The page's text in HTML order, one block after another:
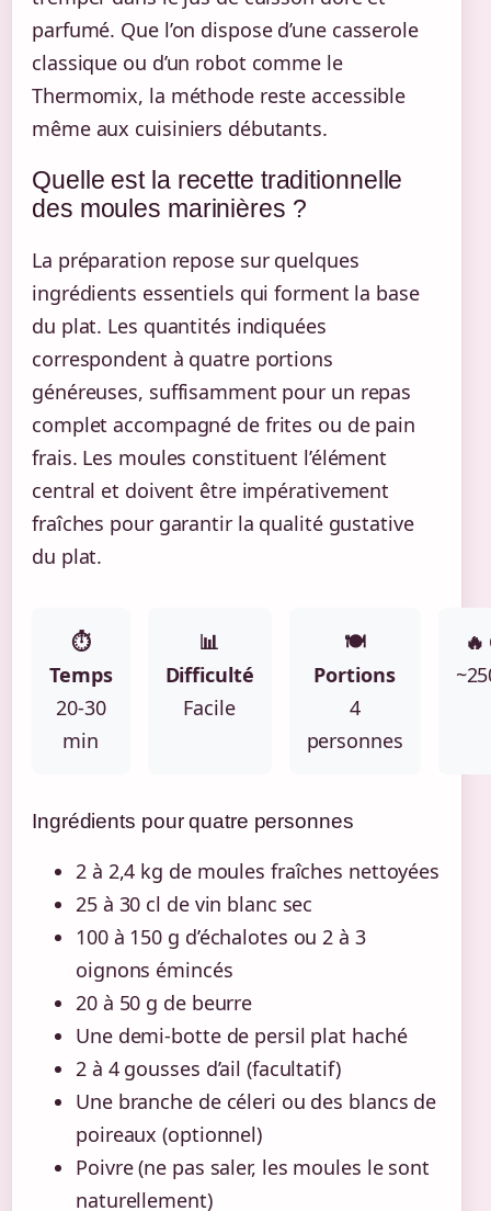
parfumé. Que l’on dispose d’une casserole
classique ou d’un robot comme le
Thermomix, la méthode reste accessible
même aux cuisiniers débutants.
Quelle est la recette traditionnelle
des moules marinières ?
La préparation repose sur quelques
ingrédients essentiels qui forment la base
du plat. Les quantités indiquées
correspondent à quatre portions
généreuses, suffisamment pour un repas
complet accompagné de frites ou de pain
frais. Les moules constituent l’élément
central et doivent être impérativement
fraîches pour garantir la qualité gustative
du plat.
⏱
Temps
20-30
min
📊
Difficulté
Facile
🍽
Portions
4
personnes
Ingrédients pour quatre personnes
2 à 2,4 kg de moules fraîches nettoyées
25 à 30 cl de vin blanc sec
100 à 150 g d’échalotes ou 2 à 3
oignons émincés
20 à 50 g de beurre
Une demi-botte de persil plat haché
2 à 4 gousses d’ail (facultatif)
Une branche de céleri ou des blancs de
poireaux (optionnel)
Poivre (ne pas saler, les moules le sont
naturellement)